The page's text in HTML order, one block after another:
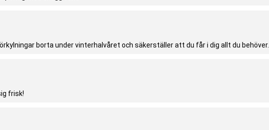
borta under vinterhalvåret och säkerställer att du får i dig allt du behöver.
frisk!